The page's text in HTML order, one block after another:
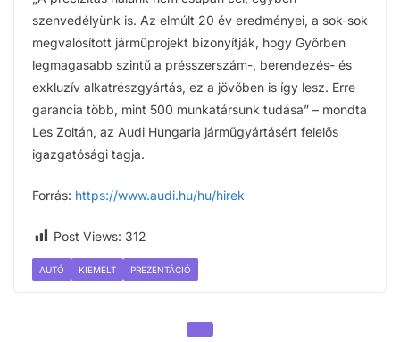
szenvedélyünk is. Az elmúlt 20 év eredményei, a sok-sok
megvalósított járműprojekt bizonyítják, hogy Győrben
legmagasabb szintű a présszerszám-, berendezés- és
exkluzív alkatrészgyártás, ez a jövőben is így lesz. Erre
garancia több, mint 500 munkatársunk tudása” – mondta
Les Zoltán, az Audi Hungaria járműgyártásért felelős
igazgatósági tagja.
Forrás: https://www.audi.hu/hu/hirek
Post Views: 312
AUTÓ KIEMELT PREZENTÁCIÓ